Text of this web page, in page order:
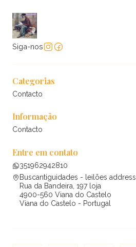
Siga-nos
Categorias
Contacto
Informação
Contacto
Entre em contato
351962942810
Buscantiguidades - leilões address
Rua da Bandeira, 197 loja
4900-560 Viana do Castelo
Viana do Castelo - Portugal